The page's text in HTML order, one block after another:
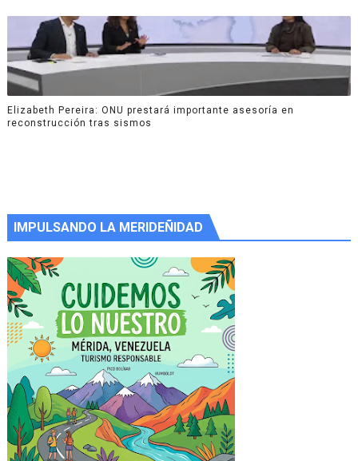
Elizabeth Pereira: ONU prestará importante asesoría en
reconstrucción tras sismos
IMPULSANDO LA MERIDEÑIDAD